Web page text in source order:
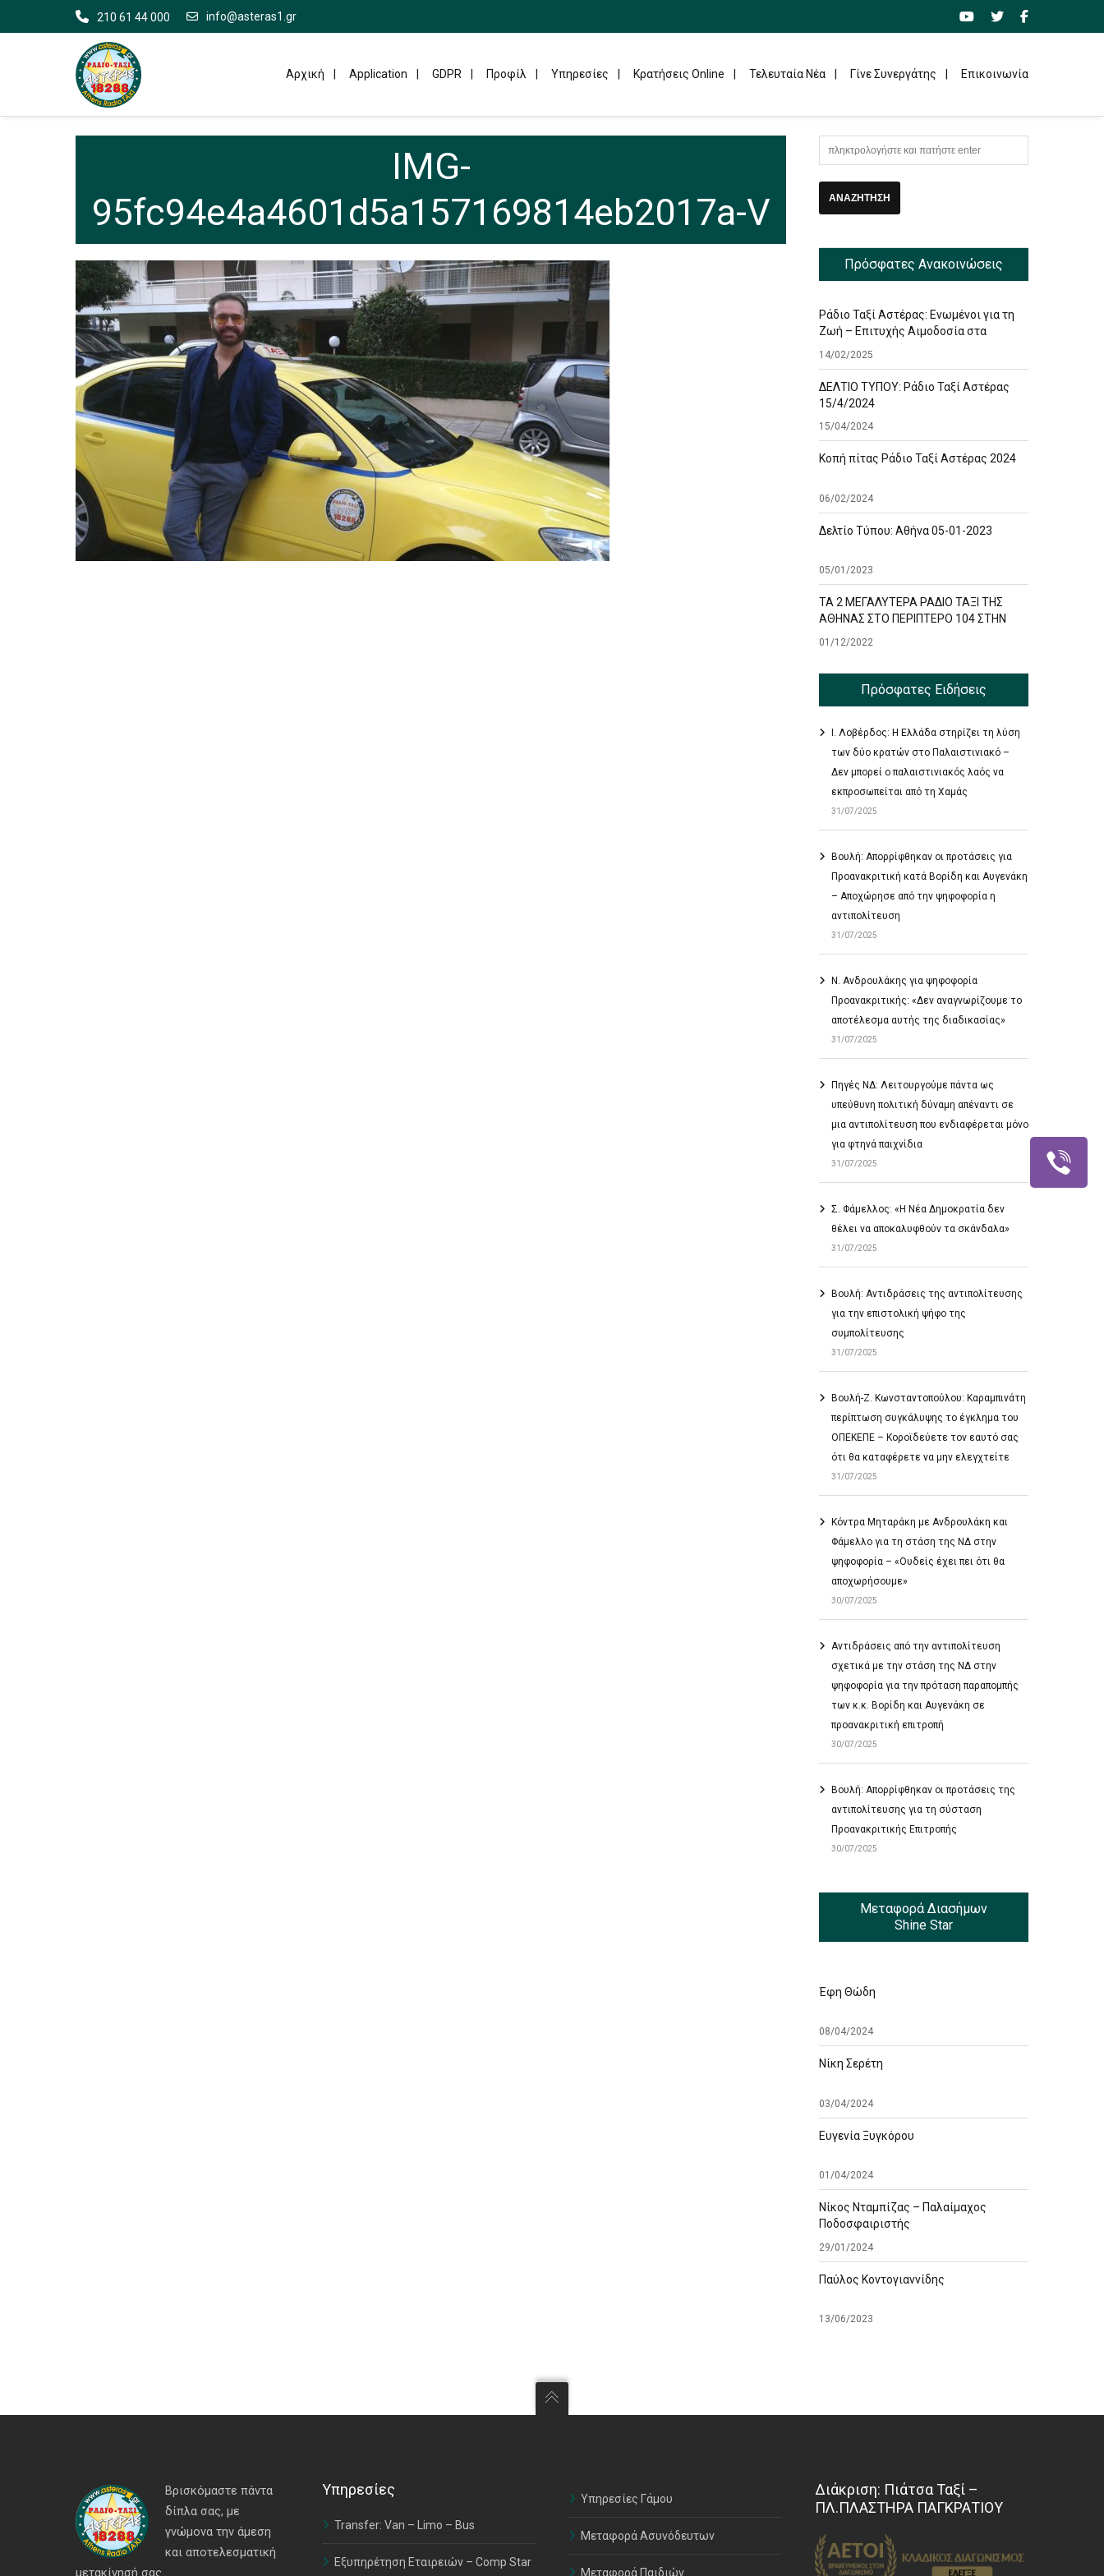
210 61 44 000 info@asteras1.gr
Αρχική Application GDPR Προφίλ Υπηρεσίες Κρατήσεις Online Τελευταία Νέα Γίνε Συνεργάτης Επικοινωνία
IMG-
95fc94e4a4601d5a157169814eb2017a-V
Πρόσφατες Ανακοινώσεις
Ράδιο Ταξί Αστέρας: Ενωμένοι για τη
Ζωή – Επιτυχής Αιμοδοσία στα
14/02/2025
ΔΕΛΤΙΟ ΤΥΠΟΥ: Ράδιο Ταξί Αστέρας
15/4/2024
15/04/2024
Κοπή πίτας Ράδιο Ταξί Αστέρας 2024
06/02/2024
Δελτίο Τύπου: Αθήνα 05-01-2023
05/01/2023
ΤΑ 2 ΜΕΓΑΛΥΤΕΡΑ ΡΑΔΙΟ ΤΑΞΙ ΤΗΣ
ΑΘΗΝΑΣ ΣΤΟ ΠΕΡΙΠΤΕΡΟ 104 ΣΤΗΝ
01/12/2022
Πρόσφατες Ειδήσεις
Ι. Λοβέρδος: Η Ελλάδα στηρίζει τη λύση
των δύο κρατών στο Παλαιστινιακό –
Δεν μπορεί ο παλαιστινιακός λαός να
εκπροσωπείται από τη Χαμάς
31/07/2025
Βουλή: Απορρίφθηκαν οι προτάσεις για
Προανακριτική κατά Βορίδη και Αυγενάκη
– Αποχώρησε από την ψηφοφορία η
αντιπολίτευση
31/07/2025
Ν. Ανδρουλάκης για ψηφοφορία
Προανακριτικής: «Δεν αναγνωρίζουμε το
αποτέλεσμα αυτής της διαδικασίας»
31/07/2025
Πηγές ΝΔ: Λειτουργούμε πάντα ως
υπεύθυνη πολιτική δύναμη απέναντι σε
μια αντιπολίτευση που ενδιαφέρεται μόνο
για φτηνά παιχνίδια
31/07/2025
Σ. Φάμελλος: «Η Νέα Δημοκρατία δεν
θέλει να αποκαλυφθούν τα σκάνδαλα»
31/07/2025
Βουλή: Αντιδράσεις της αντιπολίτευσης
για την επιστολική ψήφο της
συμπολίτευσης
31/07/2025
Βουλή-Ζ. Κωνσταντοπούλου: Καραμπινάτη
περίπτωση συγκάλυψης το έγκλημα του
ΟΠΕΚΕΠΕ – Κοροϊδεύετε τον εαυτό σας
ότι θα καταφέρετε να μην ελεγχτείτε
31/07/2025
Κόντρα Μηταράκη με Ανδρουλάκη και
Φάμελλο για τη στάση της ΝΔ στην
ψηφοφορία – «Ουδείς έχει πει ότι θα
αποχωρήσουμε»
30/07/2025
Αντιδράσεις από την αντιπολίτευση
σχετικά με την στάση της ΝΔ στην
ψηφοφορία για την πρόταση παραπομπής
των κ.κ. Βορίδη και Αυγενάκη σε
προανακριτική επιτροπή
30/07/2025
Βουλή: Απορρίφθηκαν οι προτάσεις της
αντιπολίτευσης για τη σύσταση
Προανακριτικής Επιτροπής
30/07/2025
Μεταφορά Διασήμων
Shine Star
Έφη Θώδη
08/04/2024
Νίκη Σερέτη
03/04/2024
Ευγενία Ξυγκόρου
01/04/2024
Νίκος Νταμπίζας – Παλαίμαχος
Ποδοσφαιριστής
29/01/2024
Παύλος Κοντογιαννίδης
13/06/2023
Βρισκόμαστε πάντα
δίπλα σας, με
γνώμονα την άμεση
και αποτελεσματική
μετακίνησή σας.
Υπηρεσίες
Transfer: Van – Limo – Bus
Εξυπηρέτηση Εταιρειών – Comp Star
Υπηρεσίες Γάμου
Μεταφορά Ασυνόδευτων
Μεταφορά Παιδιών
Διάκριση: Πιάτσα Ταξί –
ΠΛ.ΠΛΑΣΤΗΡΑ ΠΑΓΚΡΑΤΙΟΥ